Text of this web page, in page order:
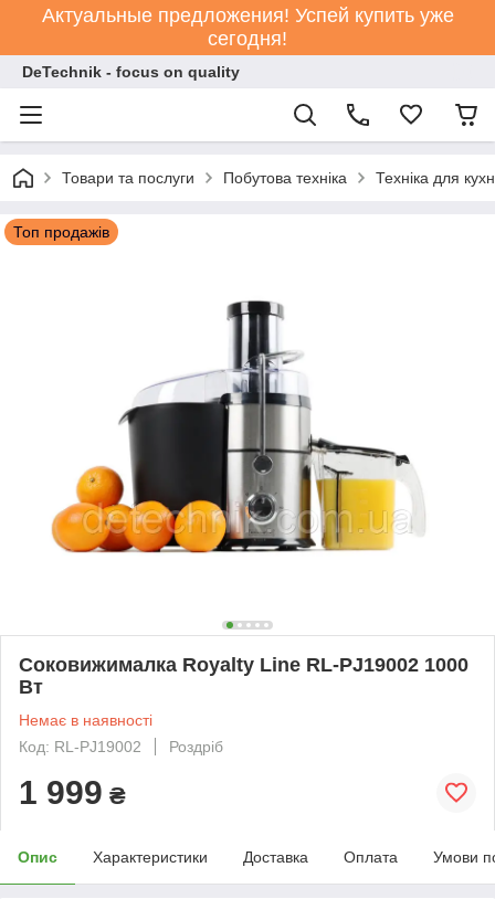
Актуальные предложения! Успей купить уже
сегодня!
DeTechnik - focus on quality
Товари та послуги Побутова техніка Техніка для
Топ продажів
Соковижималка Royalty Line RL-PJ19002 1000
Вт
Немає в наявності
Код: RL-PJ19002
Роздріб
1 999 ₴
Опис Характеристики Доставка Оплата Умови